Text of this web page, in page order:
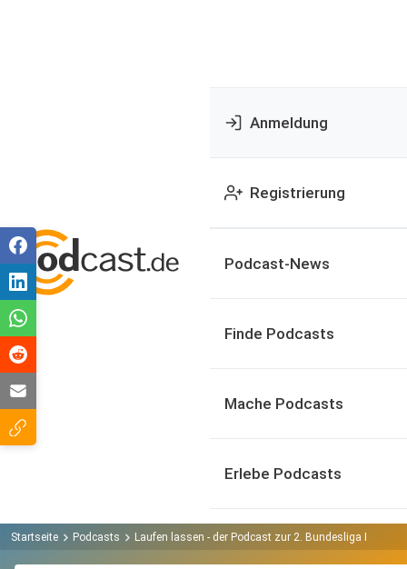
Anmeldung
Registrierung
Podcast-News
Finde Podcasts
Mache Podcasts
Erlebe Podcasts
Startseite Podcasts Laufen lassen - der Podcast zur 2. Bundesliga Podcast